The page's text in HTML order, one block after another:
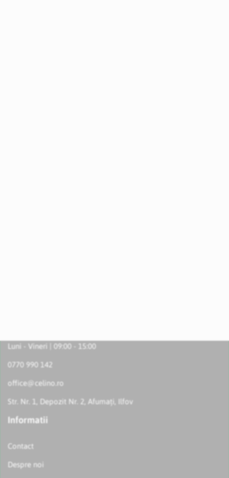
Luni - Vineri | 09:00 - 15:00
0770 990 142
office@celino.ro
Str. Nr. 1, Depozit Nr. 2, Afumați, Ilfov
Informatii
Contact
Despre noi